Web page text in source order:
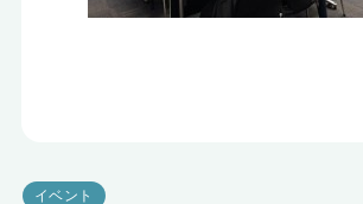
イベント